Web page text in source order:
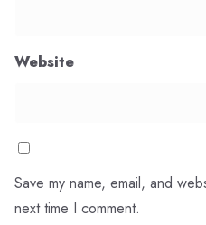
Website
Save my name, email, and
next time I comment.